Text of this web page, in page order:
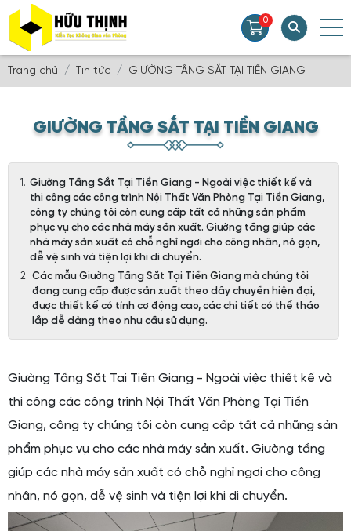
0
Trang chủ Tin tức GIƯỜNG TẦNG SẮT TẠI TIỀN GIANG
GIƯỜNG TẦNG SẮT TẠI TIỀN GIANG
Giường Tầng Sắt Tại Tiền Giang - Ngoài việc thiết kế và
thi công các công trình Nội Thất Văn Phòng Tại Tiền Giang,
công ty chúng tôi còn cung cấp tất cả những sản phẩm
phục vụ cho các nhà máy sản xuất. Giường tầng giúp các
nhà máy sản xuất có chỗ nghỉ ngơi cho công nhân, nó gọn,
dễ vệ sinh và tiện lợi khi di chuyển.
Các mẫu Giường Tầng Sắt Tại Tiền Giang mà chúng tôi
đang cung cấp được sản xuất theo dây chuyền hiện đại,
được thiết kế có tính cơ động cao, các chi tiết có thể tháo
lắp dễ dàng theo nhu cầu sử dụng.
Giường Tầng Sắt Tại Tiền Giang - Ngoài việc thiết kế và
thi công các công trình Nội Thất Văn Phòng Tại Tiền
Giang, công ty chúng tôi còn cung cấp tất cả những sản
phẩm phục vụ cho các nhà máy sản xuất. Giường tầng
giúp các nhà máy sản xuất có chỗ nghỉ ngơi cho công
nhân, nó gọn, dễ vệ sinh và tiện lợi khi di chuyển.